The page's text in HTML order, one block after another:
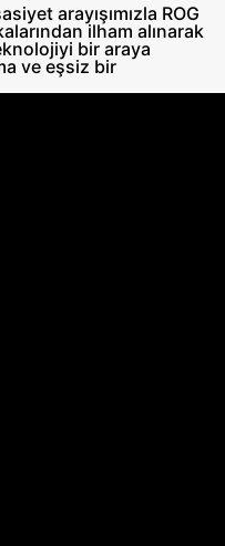
arayışımızla ROG
ilham alınarak
bir araya
ve eşsiz bir